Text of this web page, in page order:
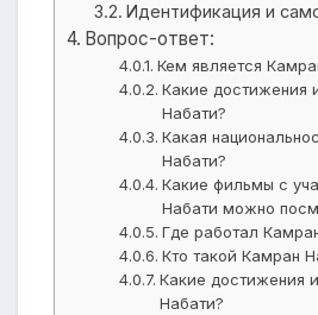
Идентификация и
Вопрос-ответ:
Кем является
Какие достижения
Набати?
Какая
Набати?
Какие фильмы с
Набати можно
Где работал
Кто такой Камран
Какие достижения
Набати?